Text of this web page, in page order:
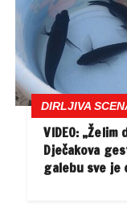
DIRLJIVA
VIDEO:
Dječakova
galebu sve je